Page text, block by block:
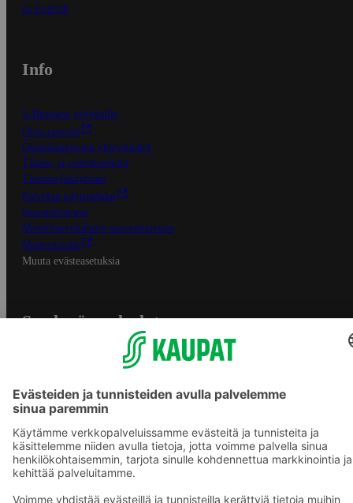
In English
Info
S-Business yrityksille
Oiva-raportit
Osuuskauppojen yhteystiedot
Tilaus- ja toimitusehdot
Tietosuojakäytäntö
Palvelun käyttöehdot
Saavutettavuus
Mobiilisovelluksen saavutettavuus
Mainostajalle
Muuta evästeasetuksia
S-ryhmän palvelut
Yhteishyvä Ruoka -sovellus
S-ostoslista -sovellus
Prisma.fi
Sokos.fi
S-Pankki